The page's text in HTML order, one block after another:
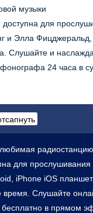
музыки
для
и Элла
Слушайте и
24 часа в
для
iPhone iOS
время. Слушайте
бесплатно в прямом